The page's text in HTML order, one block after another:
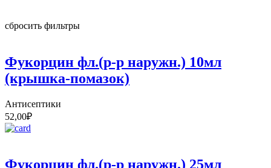
сбросить фильтры
Фукорцин фл.(р-р наружн.) 10мл
(крышка-помазок)
Антисептики
52,00₽
Фукорцин фл.(р-р наружн.) 25мл